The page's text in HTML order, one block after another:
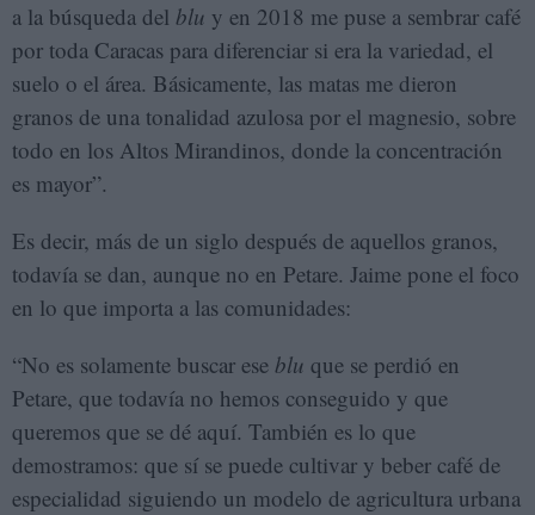
a la búsqueda del blu y en 2018 me puse a sembrar café
por toda Caracas para diferenciar si era la variedad, el
suelo o el área. Básicamente, las matas me dieron
granos de una tonalidad azulosa por el magnesio, sobre
todo en los Altos Mirandinos, donde la concentración
es mayor”.
Es decir, más de un siglo después de aquellos granos,
todavía se dan, aunque no en Petare. Jaime pone el foco
en lo que importa a las comunidades:
“No es solamente buscar ese blu que se perdió en
Petare, que todavía no hemos conseguido y que
queremos que se dé aquí. También es lo que
demostramos: que sí se puede cultivar y beber café de
especialidad siguiendo un modelo de agricultura urbana